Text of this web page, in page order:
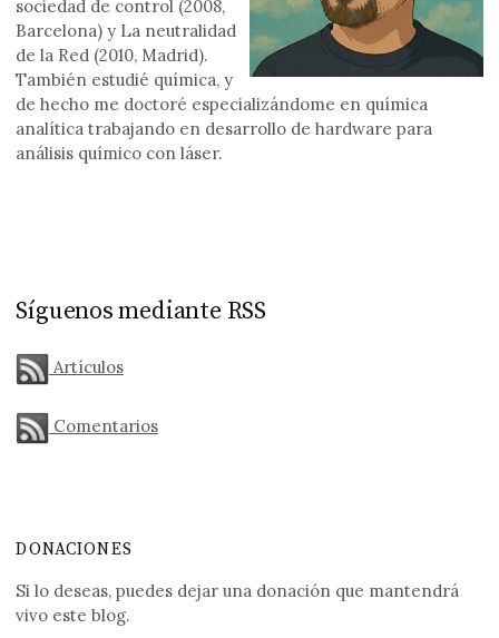
sociedad de control (2008,
Barcelona) y La neutralidad
de la Red (2010, Madrid).
También estudié química, y
de hecho me doctoré especializándome en química
analítica trabajando en desarrollo de hardware para
análisis químico con láser.
Síguenos mediante RSS
Artículos
Comentarios
DONACIONES
Si lo deseas, puedes dejar una donación que mantendrá
vivo este blog.